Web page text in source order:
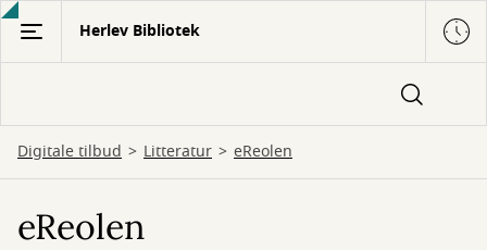
Gå
hovedindhold
Herlev Bibliotek
Digitale tilbud Litteratur eReolen
eReolen